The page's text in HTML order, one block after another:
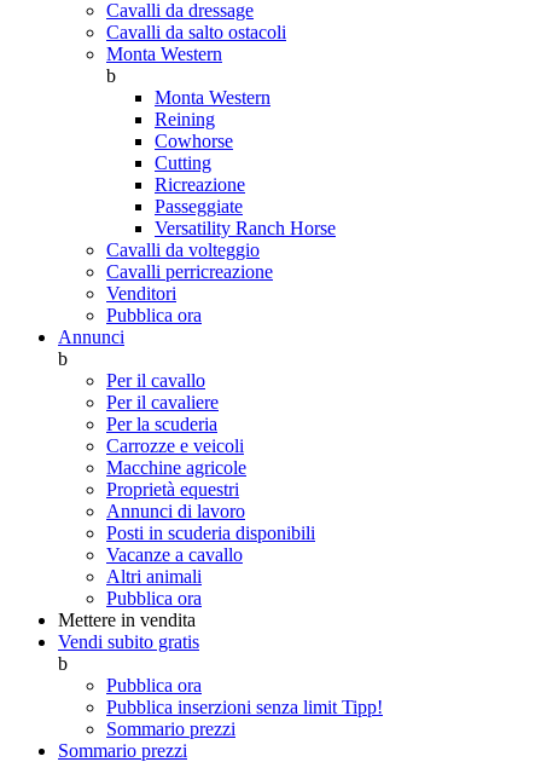
Cavalli da dressage
Cavalli da salto ostacoli
Monta Western
b
Monta Western
Reining
Cowhorse
Cutting
Ricreazione
Passeggiate
Versatility Ranch Horse
Cavalli da volteggio
Cavalli perricreazione
Venditori
Pubblica ora
Annunci
b
Per il cavallo
Per il cavaliere
Per la scuderia
Carrozze e veicoli
Macchine agricole
Proprietà equestri
Annunci di lavoro
Posti in scuderia disponibili
Vacanze a cavallo
Altri animali
Pubblica ora
Mettere in vendita
Vendi subito gratis
b
Pubblica ora
Pubblica inserzioni senza limit Tipp!
Sommario prezzi
Sommario prezzi